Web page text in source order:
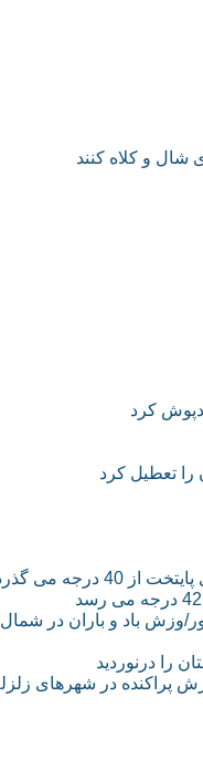
و کلاه کنند
کرد
تعطیل کرد
می گذرد
باد و باران در شمال
را درنوردید